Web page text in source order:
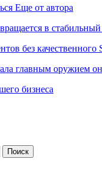
Еще от автора
в
без качественного
главным оружием
бизнеса